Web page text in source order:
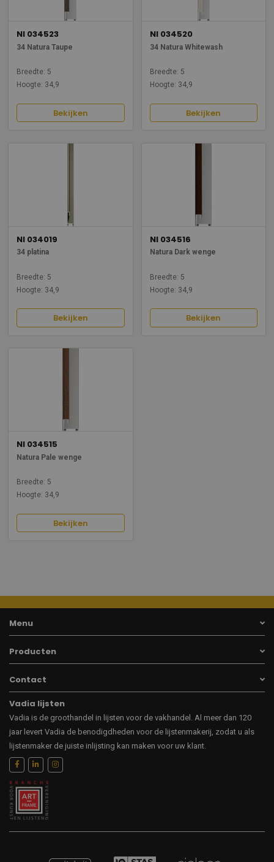
NI 034523
34 Natura Taupe
Breedte: 5
Hoogte: 34,9
Bekijken
NI 034520
34 Natura Whitewash
Breedte: 5
Hoogte: 34,9
Bekijken
NI 034019
34 platina
Breedte: 5
Hoogte: 34,9
Bekijken
NI 034516
Natura Dark wenge
Breedte: 5
Hoogte: 34,9
Bekijken
NI 034515
Natura Pale wenge
Breedte: 5
Hoogte: 34,9
Bekijken
Menu
Producten
Contact
Vadia lijsten
Vadia is de groothandel in lijsten voor de vakhandel. Al meer dan 120
jaar levert Vadia de benodigdheden voor de lijstenmakerij, zodat u als
lijstenmaker de juiste inlijsting kan maken voor uw klant.